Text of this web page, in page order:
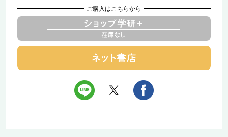
ご購入はこちらから